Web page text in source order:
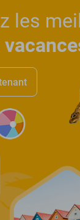
les